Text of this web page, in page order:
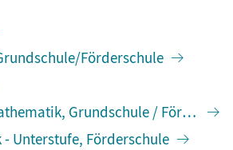
Förderschule
Grundschule /
Unterstufe, Förderschule